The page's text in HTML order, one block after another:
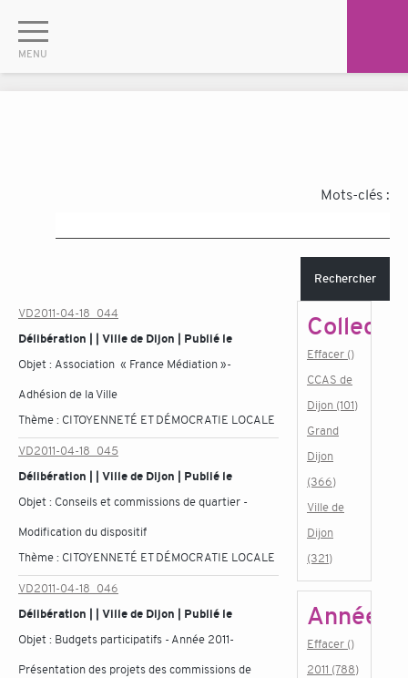
Mots-clés :
Rechercher
VD2011-04-18_044
Délibération | | Ville de Dijon | Publié le
Objet : Association « France Médiation »-
Adhésion de la Ville
Thème : CITOYENNETÉ ET DÉMOCRATIE LOCALE
VD2011-04-18_045
Délibération | | Ville de Dijon | Publié le
Objet : Conseils et commissions de quartier -
Modification du dispositif
Thème : CITOYENNETÉ ET DÉMOCRATIE LOCALE
VD2011-04-18_046
Délibération | | Ville de Dijon | Publié le
Objet : Budgets participatifs - Année 2011-
Présentation des projets des commissions de
Effacer ()
CCAS de
Dijon (101)
Grand
Dijon
(366)
Ville de
Dijon
(321)
Année
Effacer ()
2011 (788)